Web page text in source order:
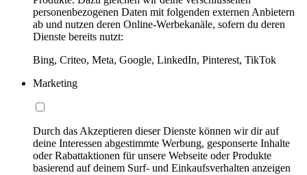
personenbezogenen Daten mit folgenden externen Anbietern
ab und nutzen deren Online-Werbekanäle, sofern du deren
Dienste bereits nutzt:
Bing, Criteo, Meta, Google, LinkedIn, Pinterest, TikTok
Marketing
Durch das Akzeptieren dieser Dienste können wir dir auf
deine Interessen abgestimmte Werbung, gesponserte Inhalte
oder Rabattaktionen für unsere Webseite oder Produkte
basierend auf deinem Surf- und Einkaufsverhalten anzeigen